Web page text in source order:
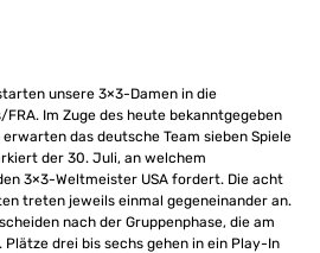
unsere 3×3-Damen in die
Im Zuge des heute bekanntgegeben
das deutsche Team sieben Spiele
der 30. Juli, an welchem
3×3-Weltmeister USA fordert. Die acht
treten jeweils einmal gegeneinander an.
nach der Gruppenphase, die am
drei bis sechs gehen in ein Play-In